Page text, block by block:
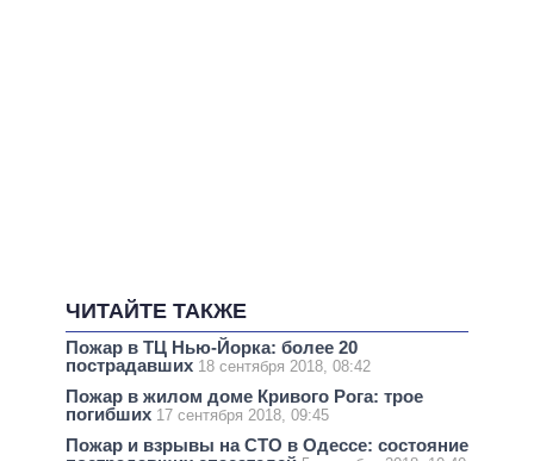
ЧИТАЙТЕ ТАКЖЕ
Пожар в ТЦ Нью-Йорка: более 20
пострадавших 18 сентября 2018, 08:42
Пожар в жилом доме Кривого Рога: трое
погибших 17 сентября 2018, 09:45
Пожар и взрывы на СТО в Одессе: состояние